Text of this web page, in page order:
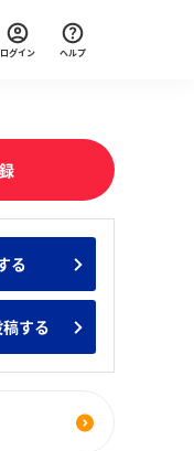
ンターン人気企業ランキ
ト一覧
ログイン ヘルプ
る
する